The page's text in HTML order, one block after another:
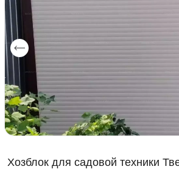
Хозблок для садовой техники